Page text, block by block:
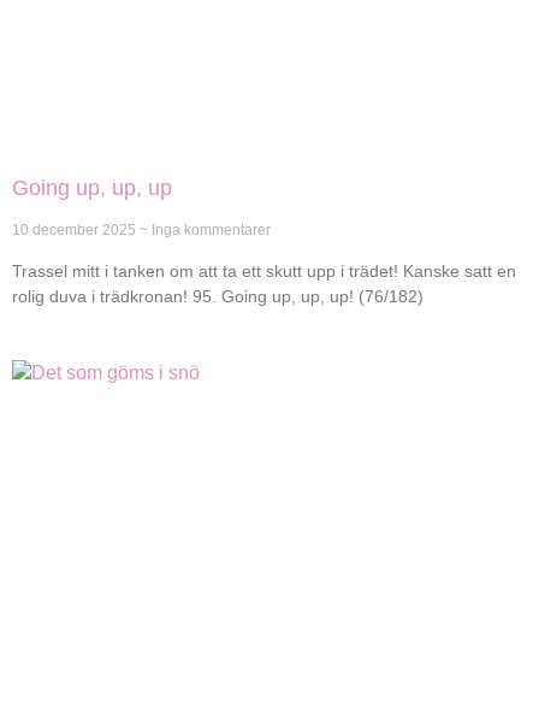
Going up, up, up
10 december 2025 Inga kommentarer
Trassel mitt i tanken om att ta ett skutt upp i trädet! Kanske satt en
rolig duva i trädkronan! 95. Going up, up, up! (76/182)